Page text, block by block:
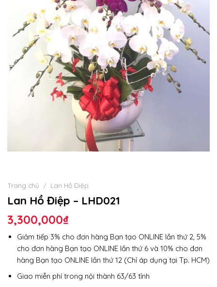
Trang chủ / Lan Hồ Điệp
Lan Hồ Điệp – LHD021
3,300,000₫
Giảm tiếp 3% cho đơn hàng Bạn tạo ONLINE lần thứ 2, 5%
cho đơn hàng Bạn tạo ONLINE lần thứ 6 và 10% cho đơn
hàng Bạn tạo ONLINE lần thứ 12 (Chỉ áp dụng tại Tp. HCM)
Giao miễn phí trong nội thành 63/63 tỉnh